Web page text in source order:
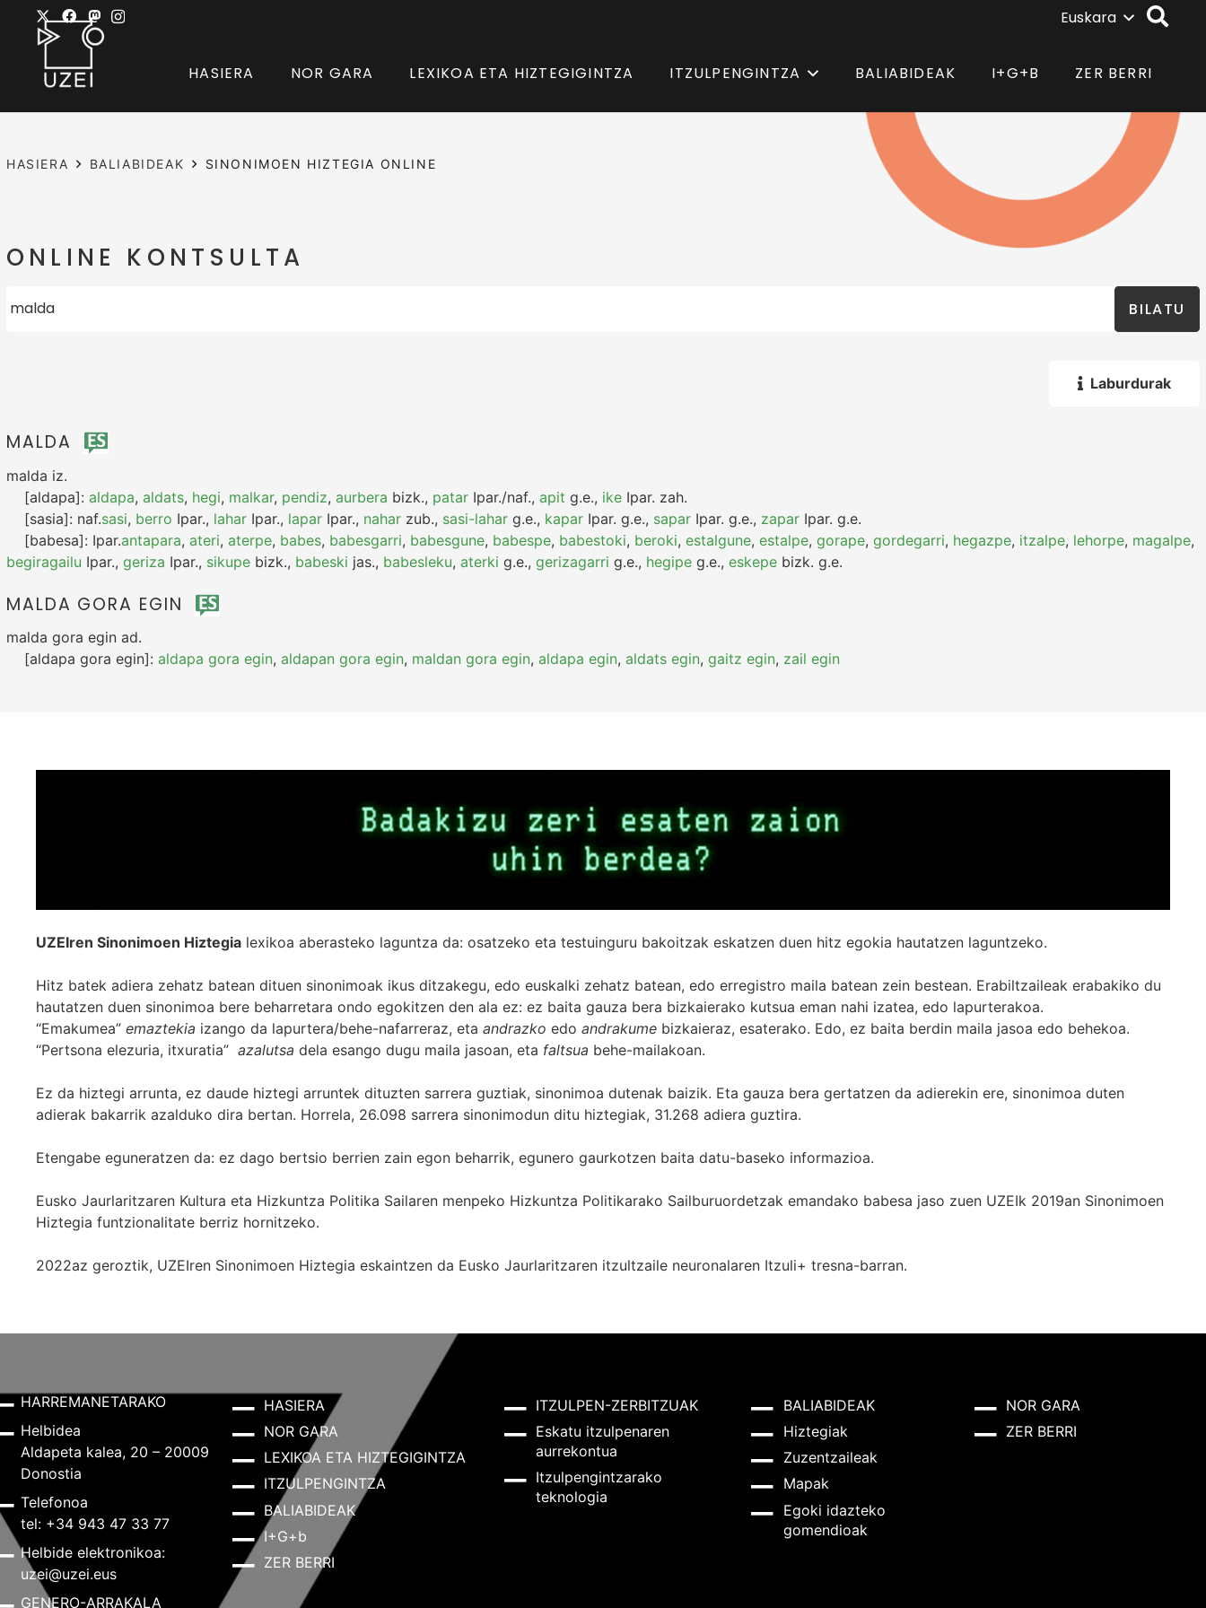
Euskara
HASIERA NOR GARA LEXIKOA ETA HIZTEGIGINTZA ITZULPENGINTZA BALIABIDEAK I+G+B ZER BERRI
HASIERA BALIABIDEAK SINONIMOEN HIZTEGIA ONLINE
ONLINE KONTSULTA
BILATU
Laburdurak
MALDA
malda iz.
[aldapa]: aldapa, aldats, hegi, malkar, pendiz, aurbera bizk., patar Ipar./naf., apit g.e., ike Ipar. zah.
[sasia]: naf.sasi, berro Ipar., lahar Ipar., lapar Ipar., nahar zub., sasi-lahar g.e., kapar Ipar. g.e., sapar Ipar. g.e., zapar Ipar. g.e.
[babesa]: Ipar.antapara, ateri, aterpe, babes, babesgarri, babesgune, babespe, babestoki, beroki, estalgune, estalpe, gorape, gordegarri, hegazpe, itzalpe, lehorpe, magalpe,
begiragailu Ipar., geriza Ipar., sikupe bizk., babeski jas., babesleku, aterki g.e., gerizagarri g.e., hegipe g.e., eskepe bizk. g.e.
MALDA GORA EGIN
malda gora egin ad.
[aldapa gora egin]: aldapa gora egin, aldapan gora egin, maldan gora egin, aldapa egin, aldats egin, gaitz egin, zail egin
UZEIren Sinonimoen Hiztegia lexikoa aberasteko laguntza da: osatzeko eta testuinguru bakoitzak eskatzen duen hitz egokia hautatzen laguntzeko.
Hitz batek adiera zehatz batean dituen sinonimoak ikus ditzakegu, edo euskalki zehatz batean, edo erregistro maila batean zein bestean. Erabiltzaileak erabakiko du
hautatzen duen sinonimoa bere beharretara ondo egokitzen den ala ez: ez baita gauza bera bizkaierako kutsua eman nahi izatea, edo lapurterakoa.
“Emakumea” emaztekia izango da lapurtera/behe-nafarreraz, eta andrazko edo andrakume bizkaieraz, esaterako. Edo, ez baita berdin maila jasoa edo behekoa.
“Pertsona elezuria, itxuratia” azalutsa dela esango dugu maila jasoan, eta faltsua behe-mailakoan.
Ez da hiztegi arrunta, ez daude hiztegi arruntek dituzten sarrera guztiak, sinonimoa dutenak baizik. Eta gauza bera gertatzen da adierekin ere, sinonimoa duten
adierak bakarrik azalduko dira bertan. Horrela, 26.098 sarrera sinonimodun ditu hiztegiak, 31.268 adiera guztira.
Etengabe eguneratzen da: ez dago bertsio berrien zain egon beharrik, egunero gaurkotzen baita datu-baseko informazioa.
Eusko Jaurlaritzaren Kultura eta Hizkuntza Politika Sailaren menpeko Hizkuntza Politikarako Sailburuordetzak emandako babesa jaso zuen UZEIk 2019an Sinonimoen
Hiztegia funtzionalitate berriz hornitzeko.
2022az geroztik, UZEIren Sinonimoen Hiztegia eskaintzen da Eusko Jaurlaritzaren itzultzaile neuronalaren Itzuli+ tresna-barran.
HARREMANETARAKO
Helbidea
Aldapeta kalea, 20 – 20009
Donostia
Telefonoa
tel: +34 943 47 33 77
Helbide elektronikoa:
uzei@uzei.eus
GENERO-ARRAKALA
HASIERA
NOR GARA
LEXIKOA ETA HIZTEGIGINTZA
ITZULPENGINTZA
BALIABIDEAK
I+G+b
ZER BERRI
ITZULPEN-ZERBITZUAK
Eskatu itzulpenaren
aurrekontua
Itzulpengintzarako
teknologia
BALIABIDEAK
Hiztegiak
Zuzentzaileak
Mapak
Egoki idazteko
gomendioak
NOR GARA
ZER BERRI